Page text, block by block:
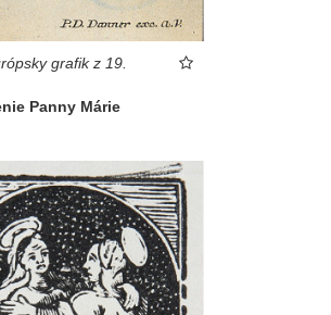
grafik z 19.
Panny Márie